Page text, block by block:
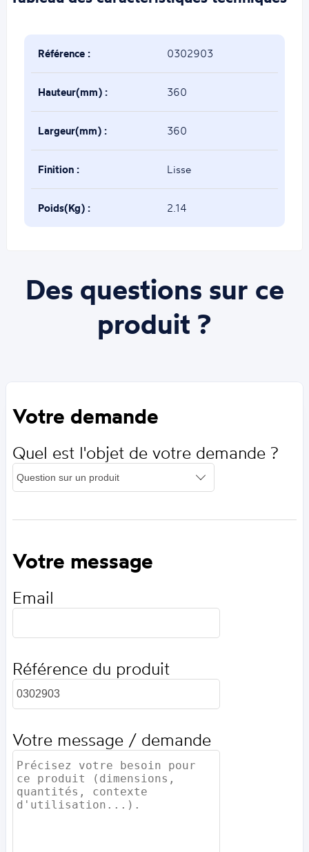
Référence : 0302903
Hauteur(mm) : 360
Largeur(mm) : 360
Finition : Lisse
Poids(Kg) : 2.14
Des questions sur ce
produit ?
Votre demande
Quel est l'objet de votre demande ?
Votre message
Email
Référence du produit
Votre message / demande